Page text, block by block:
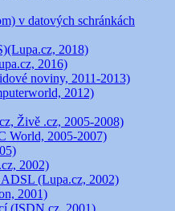
v datových schránkách
2018)
2016)
noviny, 2011-2013)
2012)
Živě .cz, 2005-2008)
World, 2005-2007)
2002)
ADSL (Lupa.cz, 2002)
2001)
(ISDN.cz, 2001)